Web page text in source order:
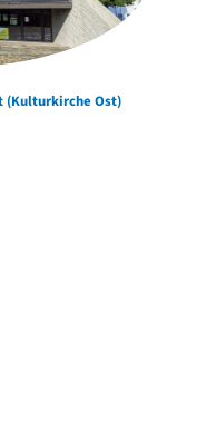
(Kulturkirche Ost)